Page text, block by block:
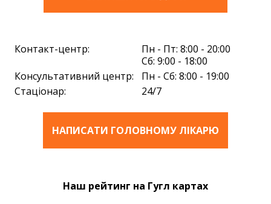
Контакт-центр:
Пн - Пт: 8:00 - 20:00
Сб: 9:00 - 18:00
Консультативний центр:
Пн - Сб: 8:00 - 19:00
Стаціонар:
24/7
НАПИСАТИ ГОЛОВНОМУ ЛІКАРЮ
Наш рейтинг на Гугл картах